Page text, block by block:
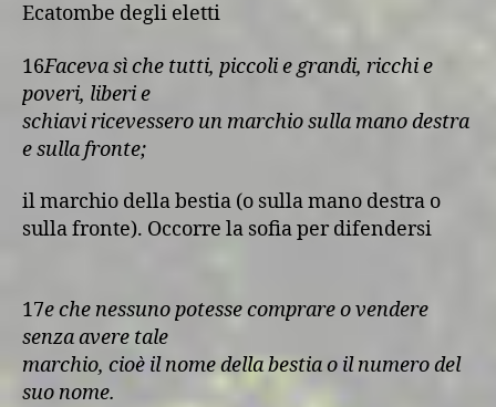
Ecatombe degli eletti
16Faceva sì che tutti, piccoli e grandi, ricchi e
poveri, liberi e
schiavi ricevessero un marchio sulla mano destra
e sulla fronte;
il marchio della bestia (o sulla mano destra o
sulla fronte). Occorre la sofia per difendersi
17e che nessuno potesse comprare o vendere
senza avere tale
marchio, cioè il nome della bestia o il numero del
suo nome.